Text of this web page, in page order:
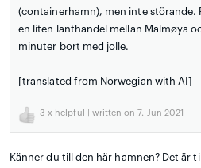
(containerhamn), men inte störande.
en liten lanthandel mellan Malmøya
minuter bort med jolle.
[translated from Norwegian with AI]
3 x helpful | written on 7. Jun 2021
Känner du till den här hamnen? Det är